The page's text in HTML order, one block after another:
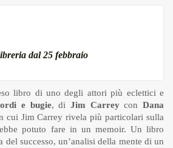
dal 25 febbraio
libro di uno degli attori più eclettici e
e bugie, di Jim CarreyconDana
cui Jim Carrey rivela più particolari sulla
potuto fare in un memoir. Un libro
del successo, un’analisi della mente di un